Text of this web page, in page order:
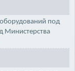
под